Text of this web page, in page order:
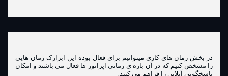
در بخش زمان های کاری میتوانیم برای فعال بوده این ابزارک زمان هایی
را مشخص کنیم که در آن بازه ی زمانی اپراتور ها فعال می باشند و امکان
پاسخگویی آنلاین را فراهم می کنند.